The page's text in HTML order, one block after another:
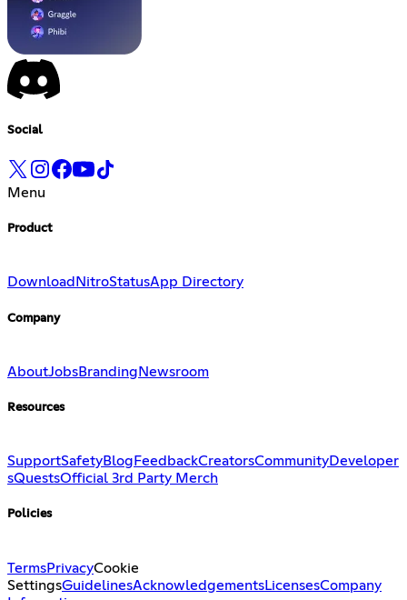
Social
Menu
Product
Download NitroStatusApp Directory
Company
AboutJobsBranding Newsroom
Resources
SupportSafetyBlog FeedbackCreatorsCommunityDeveloper
sQuestsOfficial 3rd Party Merch
Policies
TermsPrivacyCookie
SettingsGuidelinesAcknowledgementsLicensesCompany